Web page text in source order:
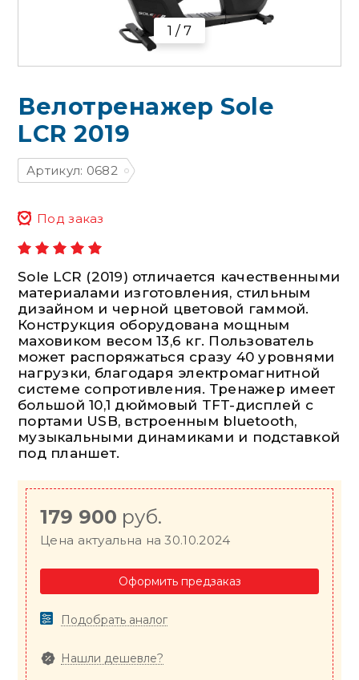
1 / 7
Велотренажер Sole
LCR 2019
Артикул: 0682
Под заказ
Sole LCR (2019) отличается качественными
материалами изготовления, стильным
дизайном и черной цветовой гаммой.
Конструкция оборудована мощным
маховиком весом 13,6 кг. Пользователь
может распоряжаться сразу 40 уровнями
нагрузки, благодаря электромагнитной
системе сопротивления. Тренажер имеет
большой 10,1 дюймовый TFT-дисплей с
портами USB, встроенным bluetooth,
музыкальными динамиками и подставкой
под планшет.
179 900 руб.
Цена актуальна на 30.10.2024
Оформить предзаказ
Подобрать аналог
Нашли дешевле?